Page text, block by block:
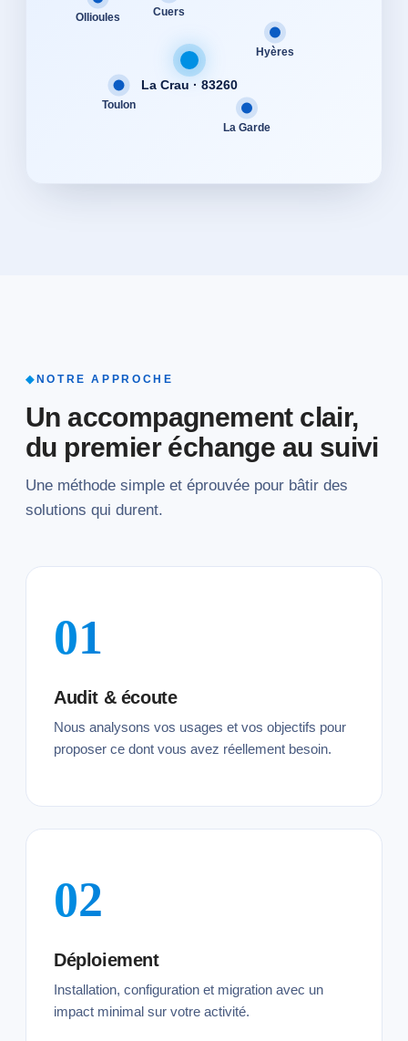
La Crau · 83260
Toulon
Hyères
Cuers
La Garde
Ollioules
◆ NOTRE APPROCHE
Un accompagnement clair,
du premier échange au suivi
Une méthode simple et éprouvée pour bâtir des
solutions qui durent.
01
Audit & écoute
Nous analysons vos usages et vos objectifs pour
proposer ce dont vous avez réellement besoin.
02
Déploiement
Installation, configuration et migration avec un
impact minimal sur votre activité.